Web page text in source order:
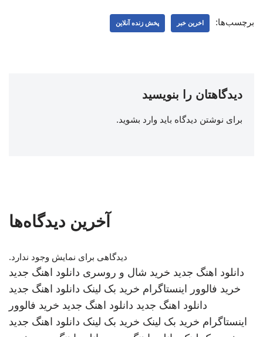
برچسب‌ها: اخرین خبر پخش زنده آنلاین
دیدگاهتان را بنویسید
برای نوشتن دیدگاه باید وارد بشوید.
آخرین دیدگاه‌ها
دیدگاهی برای نمایش وجود ندارد.
دانلود اهنگ جدید خرید شال و روسری دانلود اهنگ جدید
خرید فالوور اینستاگرام خرید بک لینک دانلود اهنگ جدید
دانلود اهنگ جدید دانلود اهنگ جدید خرید فالوور
اینستاگرام خرید بک لینک خرید بک لینک دانلود اهنگ جدید